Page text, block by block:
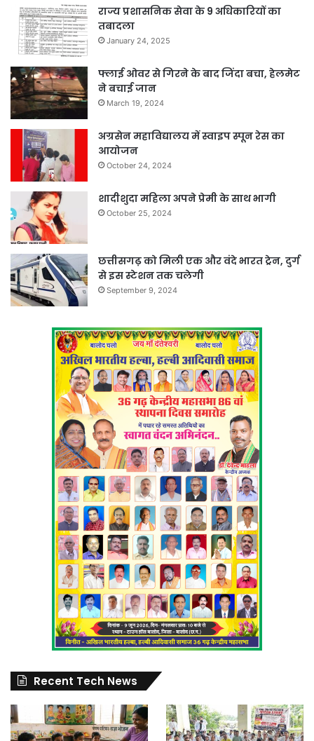
राज्य प्रशासनिक सेवा के 9 अधिकारियों का
तबादला
January 24, 2025
फ्लाई ओवर से गिरने के बाद जिंदा बचा, हेलमेट
ने बचाई जान
March 19, 2024
अग्रसेन महाविद्यालय में स्वाइप स्पून रेस का
आयोजन
October 24, 2024
शादीशुदा महिला अपने प्रेमी के साथ भागी
October 25, 2024
छत्तीसगढ़ को मिली एक और वंदे भारत ट्रेन, दुर्ग
से इस स्टेशन तक चलेगी
September 9, 2024
Recent Tech News